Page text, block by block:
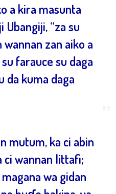
a kira masunta
Ubangiji, “za su
zan aiko a
farauce su daga
da kuma daga
mutum, ka ci abin
ci wannan littafi;
wa gidan